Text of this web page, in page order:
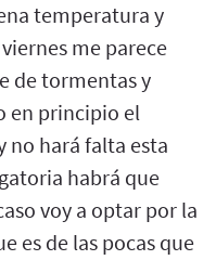
temperatura y
me parece
de tormentas y
en principio el
no hará falta esta
habrá que
voy a optar por la
es de las pocas que